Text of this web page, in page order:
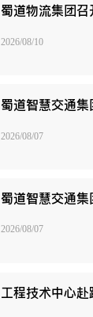
2026/08/10
2026/08/07
2026/08/07